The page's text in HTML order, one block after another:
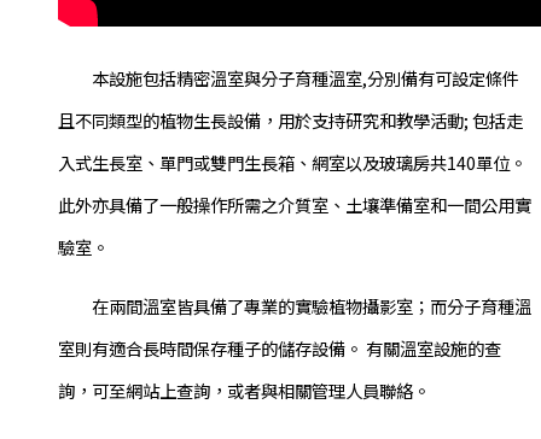
本設施包括精密溫室與分子育種溫室,分別備有可設定條件
且不同類型的植物生長設備，用於支持研究和教學活動; 包括走
入式生長室、單門或雙門生長箱、網室以及玻璃房共140單位。
此外亦具備了一般操作所需之介質室、土壤準備室和一間公用實
驗室。
在兩間溫室皆具備了專業的實驗植物攝影室；而分子育種溫
室則有適合長時間保存種子的儲存設備。 有關溫室設施的查
詢，可至網站上查詢，或者與相關管理人員聯絡。